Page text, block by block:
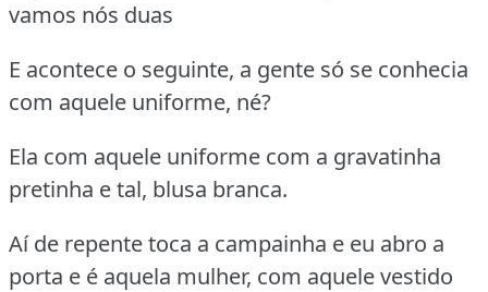
vamos nós duas
E acontece o seguinte, a gente só se conhecia
com aquele uniforme, né?
Ela com aquele uniforme com a gravatinha
pretinha e tal, blusa branca.
Aí de repente toca a campainha e eu abro a
porta e é aquela mulher, com aquele vestido